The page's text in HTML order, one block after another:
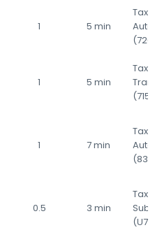
1 5 min
Taxi
1 5 min
Taxi
(715)
1 7 min
Taxi
0.5 3 min
Taxi